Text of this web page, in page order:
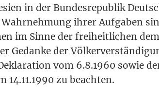
in der Bun­des­re­pu­blik
Wahr­neh­mung ihrer Auf­ga­ben
im Sin­ne der frei­heit­li­chen
Gedan­ke der
vom 6.8.1960 sowie
zu beachten.